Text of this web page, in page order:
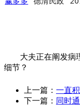
大夫正在阐发病理
细节？
上一篇： 一直
下一篇：
同时